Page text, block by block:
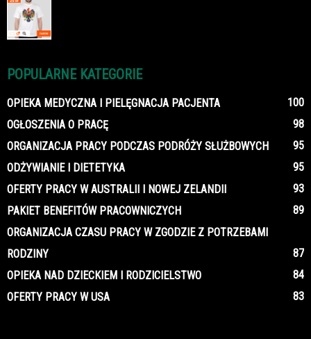
POPULARNE KATEGORIE
OPIEKA MEDYCZNA I PIELĘGNACJA PACJENTA
100
OGŁOSZENIA O PRACĘ
98
ORGANIZACJA PRACY PODCZAS PODRÓŻY SŁUŻBOWYCH
95
ODŻYWIANIE I DIETETYKA
95
OFERTY PRACY W AUSTRALII I NOWEJ ZELANDII
93
PAKIET BENEFITÓW PRACOWNICZYCH
89
ORGANIZACJA CZASU PRACY W ZGODZIE Z POTRZEBAMI
RODZINY
87
OPIEKA NAD DZIECKIEM I RODZICIELSTWO
84
OFERTY PRACY W USA
83